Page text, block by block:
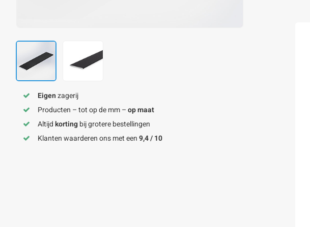
Eigenzagerij
Producten – tot op de mm –op maat
Altijdkortingbij grotere bestellingen
Klanten waarderen ons met een9,4 / 10